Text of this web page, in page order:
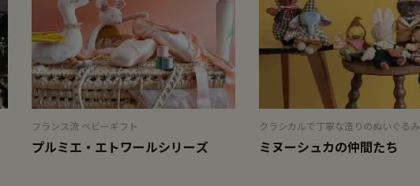
フランス流 ベビーギフト
プルミエ・エトワールシリーズ
クラシカルで丁寧な造りのぬいぐるみ
ミヌーシュカの仲間たち